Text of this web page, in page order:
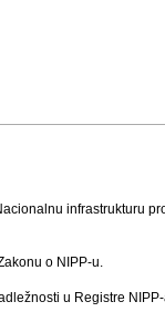
infrastrukturu
o NIPP-u.
u Registre